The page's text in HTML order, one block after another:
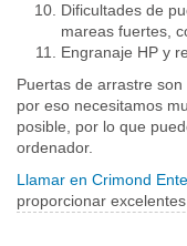
Dificultades de
mareas fuertes,
Engranaje HP y
Puertas de arrastre
por eso necesitamos
posible, por lo que
ordenador.
Llamar en Crimond
proporcionar